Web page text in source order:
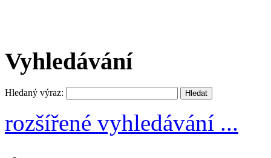
Vyhledávání
Hledaný výraz:
rozšířené vyhledávání ...